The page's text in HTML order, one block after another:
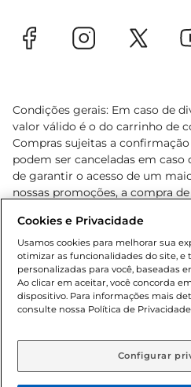
Condições gerais: Em caso de
valor válido é o do carrinho de
Compras sujeitas a
podem ser canceladas em caso
de garantir o acesso de um
nossas promoções, a compra
cliente. Os preços, ofertas e
o e-commerce e válidos
sofrer alterações sem prévia
de bebidas alcoólicas para
Lei n.º 8069/90, art. 81, inciso II
Adolescente). Preços e
aviso prévio. O valor mínimo
Cookies e Privacidade
Usamos cookies para melhorar sua
otimizar as funcionalidades do site, e
personalizadas para você, baseadas
Ao clicar em aceitar, você concorda
dispositivo. Para informações mais
consulte nossa Política de
Configurar